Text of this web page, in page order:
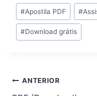
Tags
do
Post:
#Apostila PDF #
#Download grátis
Navegação
ANTERIOR